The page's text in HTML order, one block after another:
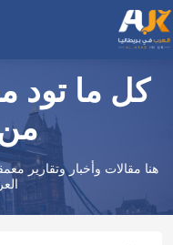
ابحث
كل ما تود
هنا مقالات وأخبار وتقارير